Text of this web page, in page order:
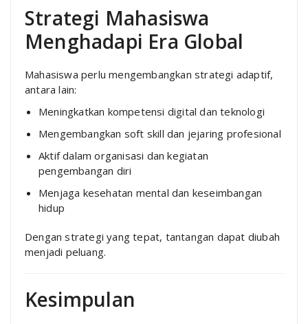
Strategi Mahasiswa
Menghadapi Era Global
Mahasiswa perlu mengembangkan strategi adaptif,
antara lain:
Meningkatkan kompetensi digital dan teknologi
Mengembangkan soft skill dan jejaring profesional
Aktif dalam organisasi dan kegiatan
pengembangan diri
Menjaga kesehatan mental dan keseimbangan
hidup
Dengan strategi yang tepat, tantangan dapat diubah
menjadi peluang.
Kesimpulan